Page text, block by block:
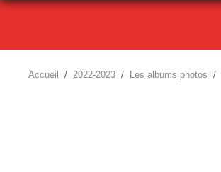
Accueil 2022-2023 Les albums photos